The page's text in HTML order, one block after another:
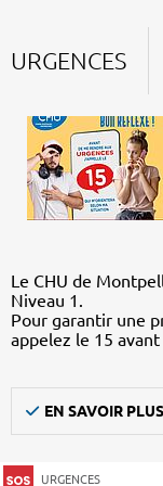
URGENCES
Le CHU de
Niveau 1.
Pour garantir une
appelez le 15
EN SAVOIR PLUS
URGENCES